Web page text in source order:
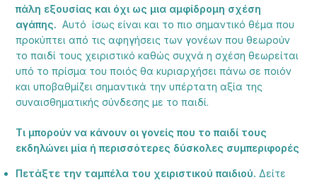
πάλη εξουσίας και όχι ως μια αμφίδρομη σχέση
αγάπης. Αυτό ίσως είναι και το πιο σημαντικό θέμα που
προκύπτει από τις αφηγήσεις των γονέων που θεωρούν
το παιδί τους χειριστικό καθώς συχνά η σχέση θεωρείται
υπό το πρίσμα του ποιός θα κυριαρχήσει πάνω σε ποιόν
και υποβαθμίζει σημαντικά την υπέρτατη αξία της
συναισθηματικής σύνδεσης με το παιδί.
Τι μπορούν να κάνουν οι γονείς που το παιδί τους
εκδηλώνει μία ή περισσότερες δύσκολες συμπεριφορές
Πετάξτε την ταμπέλα του χειριστικού παιδιού. Δείτε